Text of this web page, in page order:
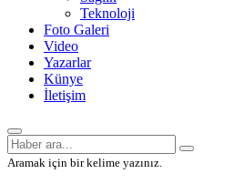
Teknoloji
Foto Galeri
Video
Yazarlar
Künye
İletişim
Aramak için bir kelime yazınız.